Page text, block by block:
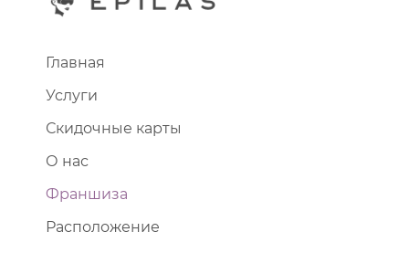
Главная
Услуги
Скидочные карты
О нас
Франшиза
Расположение